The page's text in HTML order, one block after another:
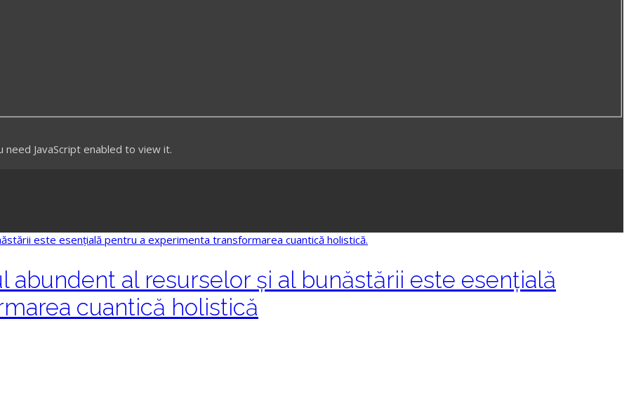
JavaScript enabled to view it.
abundent al resurselor și al bunăstării este esențială
cuantică holistică